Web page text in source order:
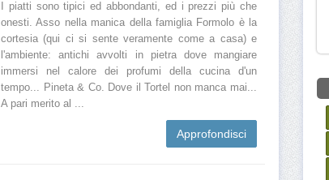
I piatti sono tipici ed abbondanti, ed i prezzi più che
onesti. Asso nella manica della famiglia Formolo è la
cortesia (qui ci si sente veramente come a casa) e
l'ambiente: antichi avvolti in pietra dove mangiare
immersi nel calore dei profumi della cucina d'un
tempo... Pineta & Co. Dove il Tortel non manca mai...
A pari merito al ...
Approfondisci